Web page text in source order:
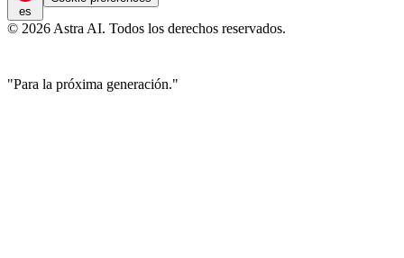
es
© 2026 Astra AI. Todos los derechos reservados.
"Para la próxima generación."